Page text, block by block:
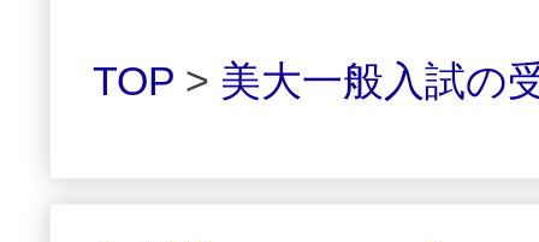
TOP > 美大一般入試の